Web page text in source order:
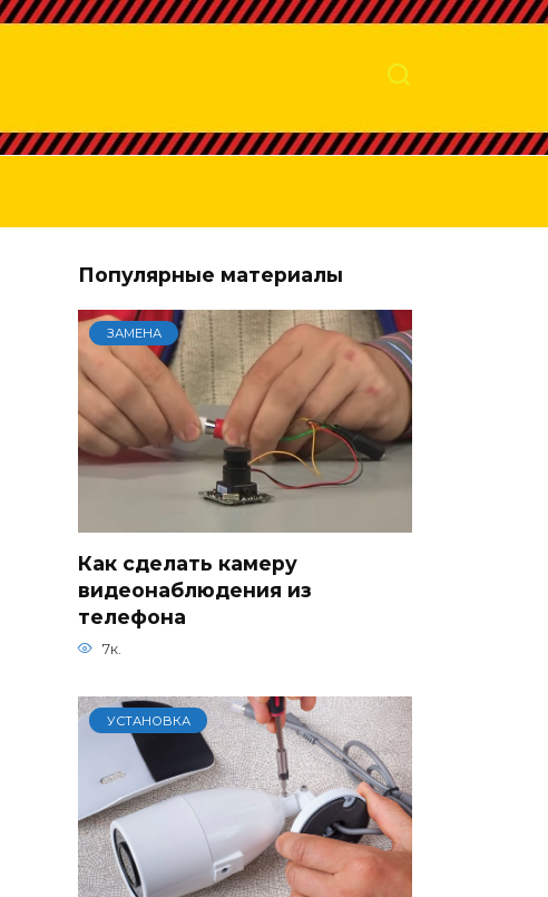
Популярные материалы
ЗАМЕНА
Как сделать камеру
видеонаблюдения из
телефона
7к.
УСТАНОВКА